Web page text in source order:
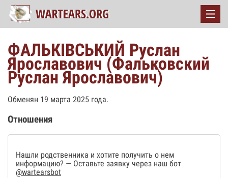
ФАЛЬКІВСЬКИЙ Руслан
Ярославович (Фальковский
Руслан Ярославович)
Обменян 19 марта 2025 года.
Отношения
Нашли родственника и хотите получить о нем
информацию? — Оставьте заявку через наш бот
@wartearsbot